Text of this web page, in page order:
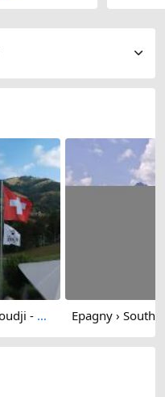
Broc: Buvette d'alpage Chez Boudji - Lac de Montsalvens - Gruyères - Moléson